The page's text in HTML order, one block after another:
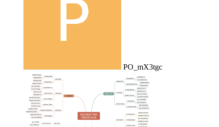
PO_mX3tgc